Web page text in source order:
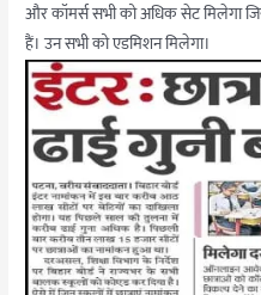
और कॉमर्स सभी को अधिक सेट मिलेगा
हैं। उन सभी को एडमिशन मिलेगा।